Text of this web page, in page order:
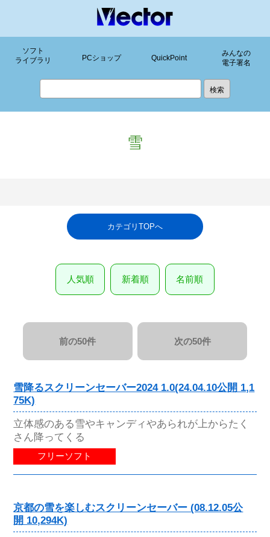
ソフト
ライブラリ
PCショップ QuickPoint
みんなの
電子署名
雪
カテゴリTOPへ
人気順 新着順 名前順
前の50件 次の50件
雪降るスクリーンセーバー2024 1.0(24.04.10公開 1,1
75K)
立体感のある雪やキャンディやあられが上からたく
さん降ってくる
フリーソフト
京都の雪を楽しむスクリーンセーバー (08.12.05公
開 10,294K)